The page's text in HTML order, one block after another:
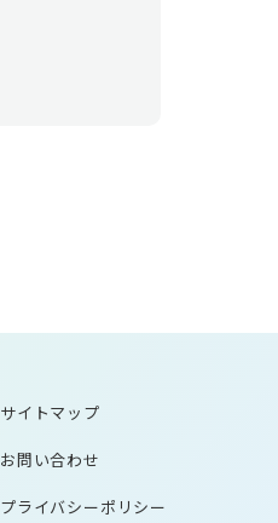
サイトマップ
お問い合わせ
プライバシーポリシー